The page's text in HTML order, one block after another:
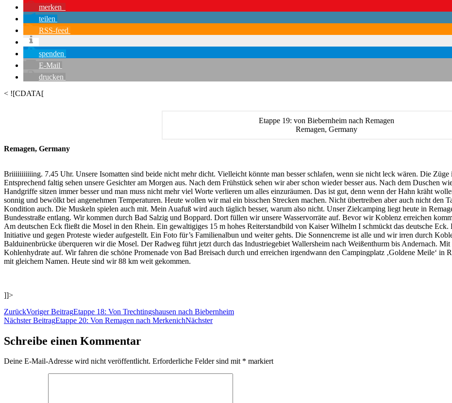
merken
teilen
RSS-feed
spenden
E-Mail
drucken
< ![CDATA[
Etappe 19: von Biebernheim nach Remagen
Remagen, Germany
Remagen, Germany
Briiiiiiiiiiing. 7.45 Uhr. Unsere Isomatten sind beide nicht mehr dicht. Vielleicht könnte man besser schlafen, wenn sie nicht leck wären. Die Züge
Entsprechend faltig sehen unsere Gesichter am Morgen aus. Nach dem Frühstück sehen wir aber schon wieder besser aus. Nach dem Duschen
Handgriffe sitzen immer besser und man muss nicht mehr viel Worte verlieren um alles einzuräumen. Das ist gut, denn wenn der Hahn kräht
sonnig und bewölkt bei angenehmen Temperaturen. Heute wollen wir mal ein bisschen Strecken machen. Nicht übertreiben aber auch nicht den
Kondition auch. Die Muskeln spielen auch mit. Mein Auafuß wird auch täglich besser, warum also nicht. Unser Zielcamping liegt heute in
Bundesstraße entlang. Wir kommen durch Bad Salzig und Boppard. Dort füllen wir unsere Wasservorräte auf. Bevor wir Koblenz erreichen
Am deutschen Eck fließt die Mosel in den Rhein. Ein gewaltigiges 15 m hohes Reiterstandbild von Kaiser Wilhelm I schmückt das deutsche
Initiative und gegen Proteste wieder aufgestellt. Ein Foto für’s Familienalbun und weiter gehts. Die Sonnencreme ist alle und wir irren durch
Balduinenbrücke überqueren wir die Mosel. Der Radweg führt jetzt durch das Industriegebiet Wallersheim nach Weißenthurm bis Andernach.
Kohlenhydrate auf. Wir fahren die schöne Promenade von Bad Breisach durch und erreichen irgendwann den Campingplatz ‚Goldene Meile‘ in
mit gleichem Namen. Heute sind wir 88 km weit gekommen.
]]>
ZurückVoriger BeitragEtappe 18: Von Trechtingshausen nach Biebernheim
Nächster BeitragEtappe 20: Von Remagen nach MerkenichNächster
Schreibe einen Kommentar
Deine E-Mail-Adresse wird nicht veröffentlicht. Erforderliche Felder sind mit * markiert